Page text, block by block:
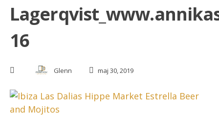
16
Glenn maj 30, 2019